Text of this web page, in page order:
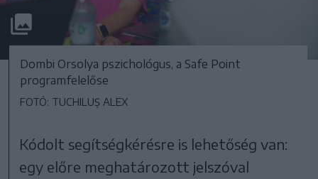
Dombi Orsolya pszichológus, a Safe Point
programfelelőse
FOTÓ: TUCHILUȘ ALEX
Kódolt segítségkérésre is lehetőség van:
egy előre meghatározott jelszóval